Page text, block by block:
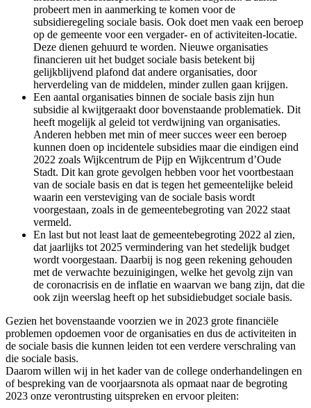
probeert men in aanmerking te komen voor de
subsidieregeling sociale basis. Ook doet men vaak een beroep
op de gemeente voor een vergader- en of activiteiten-locatie.
Deze dienen gehuurd te worden. Nieuwe organisaties
financieren uit het budget sociale basis betekent bij
gelijkblijvend plafond dat andere organisaties, door
herverdeling van de middelen, minder zullen gaan krijgen.
Een aantal organisaties binnen de sociale basis zijn hun
subsidie al kwijtgeraakt door bovenstaande problematiek. Dit
heeft mogelijk al geleid tot verdwijning van organisaties.
Anderen hebben met min of meer succes weer een beroep
kunnen doen op incidentele subsidies maar die eindigen eind
2022 zoals Wijkcentrum de Pijp en Wijkcentrum d’Oude
Stadt. Dit kan grote gevolgen hebben voor het voortbestaan
van de sociale basis en dat is tegen het gemeentelijke beleid
waarin een versteviging van de sociale basis wordt
voorgestaan, zoals in de gemeentebegroting van 2022 staat
vermeld.
En last but not least laat de gemeentebegroting 2022 al zien,
dat jaarlijks tot 2025 vermindering van het stedelijk budget
wordt voorgestaan. Daarbij is nog geen rekening gehouden
met de verwachte bezuinigingen, welke het gevolg zijn van
de coronacrisis en de inflatie en waarvan we bang zijn, dat die
ook zijn weerslag heeft op het subsidiebudget sociale basis.
Gezien het bovenstaande voorzien we in 2023 grote financiële
problemen opdoemen voor de organisaties en dus de activiteiten in
de sociale basis die kunnen leiden tot een verdere verschraling van
die sociale basis.
Daarom willen wij in het kader van de college onderhandelingen en
of bespreking van de voorjaarsnota als opmaat naar de begroting
2023 onze verontrusting uitspreken en ervoor pleiten: